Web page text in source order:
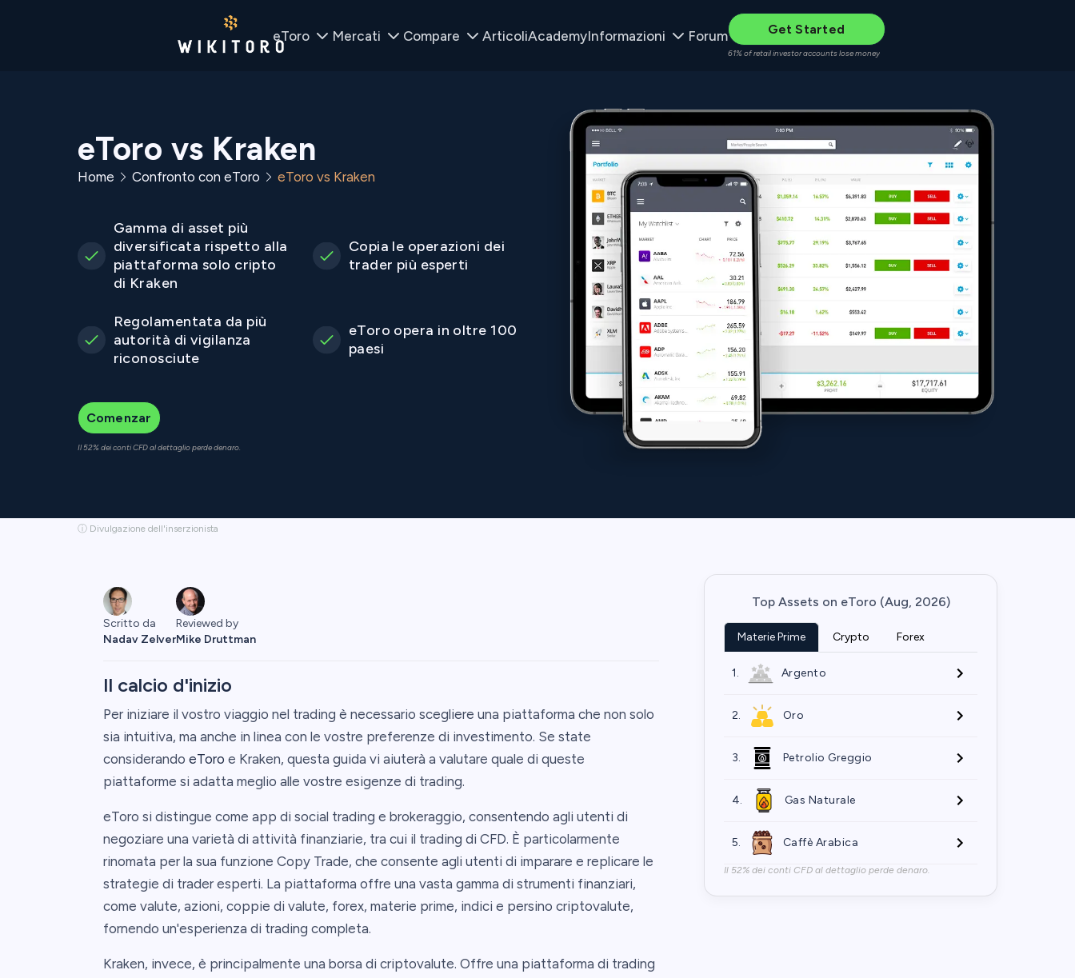
eToro Mercati Compare ArticoliAcademyInformazioni Forum Get Started
61% of retail investor accounts lose money
eToro vs Kraken
Home Confronto con eToro eToro vs Kraken
Gamma di asset più
diversificata rispetto alla
piattaforma solo cripto
di Kraken
Copia le operazioni dei
trader più esperti
Regolamentata da più
autorità di vigilanza
riconosciute
eToro opera in oltre 100
paesi
Comenzar
Il 52% dei conti CFD al dettaglio perde denaro.
ⓘ Divulgazione dell'inserzionista
Scritto da
Nadav Zelver
Reviewed by
Mike Druttman
Il calcio d'inizio
Per iniziare il vostro viaggio nel trading è necessario scegliere una piattaforma che non solo
sia intuitiva, ma anche in linea con le vostre preferenze di investimento. Se state
considerando eToro e Kraken, questa guida vi aiuterà a valutare quale di queste
piattaforme si adatta meglio alle vostre esigenze di trading.
eToro si distingue come app di social trading e brokeraggio, consentendo agli utenti di
negoziare una varietà di attività finanziarie, tra cui il trading di CFD. È particolarmente
rinomata per la sua funzione Copy Trade, che consente agli utenti di imparare e replicare le
strategie di trader esperti. La piattaforma offre una vasta gamma di strumenti finanziari,
come valute, azioni, coppie di valute, forex, materie prime, indici e persino criptovalute,
fornendo un'esperienza di trading completa.
Kraken, invece, è principalmente una borsa di criptovalute. Offre una piattaforma di trading
Top Assets on eToro (Aug, 2026)
Materie Prime Crypto Forex
1. Argento
2. Oro
3. Petrolio Greggio
4. Gas Naturale
5. Caffè Arabica
Il 52% dei conti CFD al dettaglio perde denaro.